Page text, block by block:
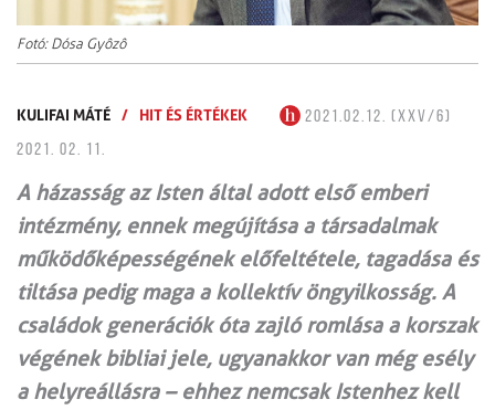
Fotó: Dósa Gyôzô
KULIFAI MÁTÉ / HIT ÉS ÉRTÉKEK
2021.02.12. (XXV/6)
2021. 02. 11.
A házasság az Isten által adott első emberi
intézmény, ennek megújítása a társadalmak
működőképességének előfeltétele, tagadása és
tiltása pedig maga a kollektív öngyilkosság. A
családok generációk óta zajló romlása a korszak
végének bibliai jele, ugyanakkor van még esély
a helyreállásra – ehhez nemcsak Istenhez kell